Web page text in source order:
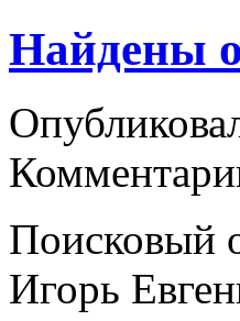
Найдены
Поисковый
Игорь